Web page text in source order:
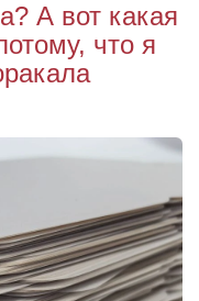
А вот какая
что я